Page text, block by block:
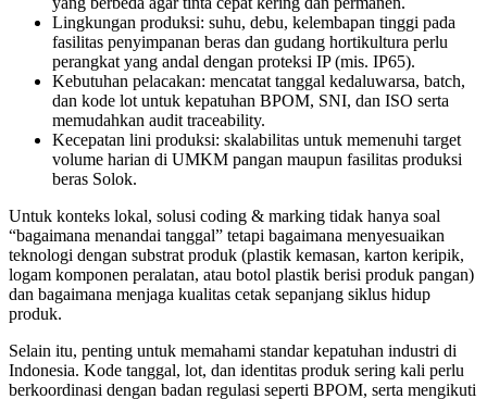
Lingkungan produksi: suhu, debu, kelembapan tinggi pada
fasilitas penyimpanan beras dan gudang hortikultura perlu
perangkat yang andal dengan proteksi IP (mis. IP65).
Kebutuhan pelacakan: mencatat tanggal kedaluwarsa, batch,
dan kode lot untuk kepatuhan BPOM, SNI, dan ISO serta
memudahkan audit traceability.
Kecepatan lini produksi: skalabilitas untuk memenuhi target
volume harian di UMKM pangan maupun fasilitas produksi
beras Solok.
Untuk konteks lokal, solusi coding & marking tidak hanya soal
“bagaimana menandai tanggal” tetapi bagaimana menyesuaikan
teknologi dengan substrat produk (plastik kemasan, karton keripik,
logam komponen peralatan, atau botol plastik berisi produk pangan)
dan bagaimana menjaga kualitas cetak sepanjang siklus hidup
produk.
Selain itu, penting untuk memahami standar kepatuhan industri di
Indonesia. Kode tanggal, lot, dan identitas produk sering kali perlu
berkoordinasi dengan badan regulasi seperti BPOM, serta mengikuti